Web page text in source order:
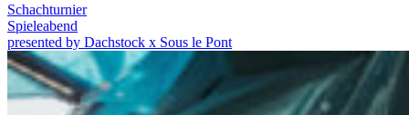
Schachturnier
Spieleabend
presented by Dachstock x Sous le Pont